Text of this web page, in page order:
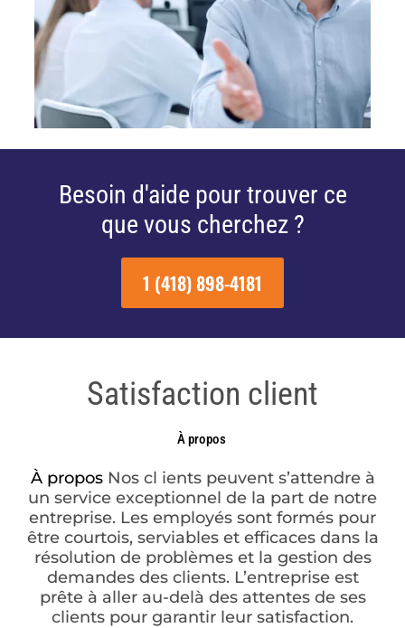
Besoin d'aide pour trouver ce
que vous cherchez ?
1 (418) 898-4181
Satisfaction client
À propos
À propos Nos cl ients peuvent s’attendre à
un service exceptionnel de la part de notre
entreprise. Les employés sont formés pour
être courtois, serviables et efficaces dans la
résolution de problèmes et la gestion des
demandes des clients. L’entreprise est
prête à aller au-delà des attentes de ses
clients pour garantir leur satisfaction.